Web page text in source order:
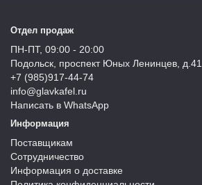
Отдел продаж
ПН-ПТ, 09:00 - 20:00
Подольск, проспект Юных Ленинцев, д.41
+7 (985)917-44-74
info@glavkafel.ru
Написать в WhatsApp
Информация
Поставщикам
Сотрудничество
Информация о доставке